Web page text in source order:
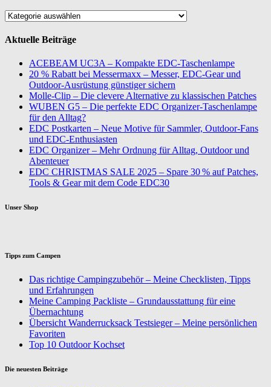
Kategorien
Aktuelle Beiträge
ACEBEAM UC3A – Kompakte EDC-Taschenlampe
20 % Rabatt bei Messermaxx – Messer, EDC-Gear und
Outdoor-Ausrüstung günstiger sichern
Molle-Clip – Die clevere Alternative zu klassischen Patches
WUBEN G5 – Die perfekte EDC Organizer-Taschenlampe
für den Alltag?
EDC Postkarten – Neue Motive für Sammler, Outdoor-Fans
und EDC-Enthusiasten
EDC Organizer – Mehr Ordnung für Alltag, Outdoor und
Abenteuer
EDC CHRISTMAS SALE 2025 – Spare 30 % auf Patches,
Tools & Gear mit dem Code EDC30
Unser Shop
Tipps zum Campen
Das richtige Campingzubehör – Meine Checklisten, Tipps
und Erfahrungen
Meine Camping Packliste – Grundausstattung für eine
Übernachtung
Übersicht Wanderrucksack Testsieger – Meine persönlichen
Favoriten
Top 10 Outdoor Kochset
Die neuesten Beiträge